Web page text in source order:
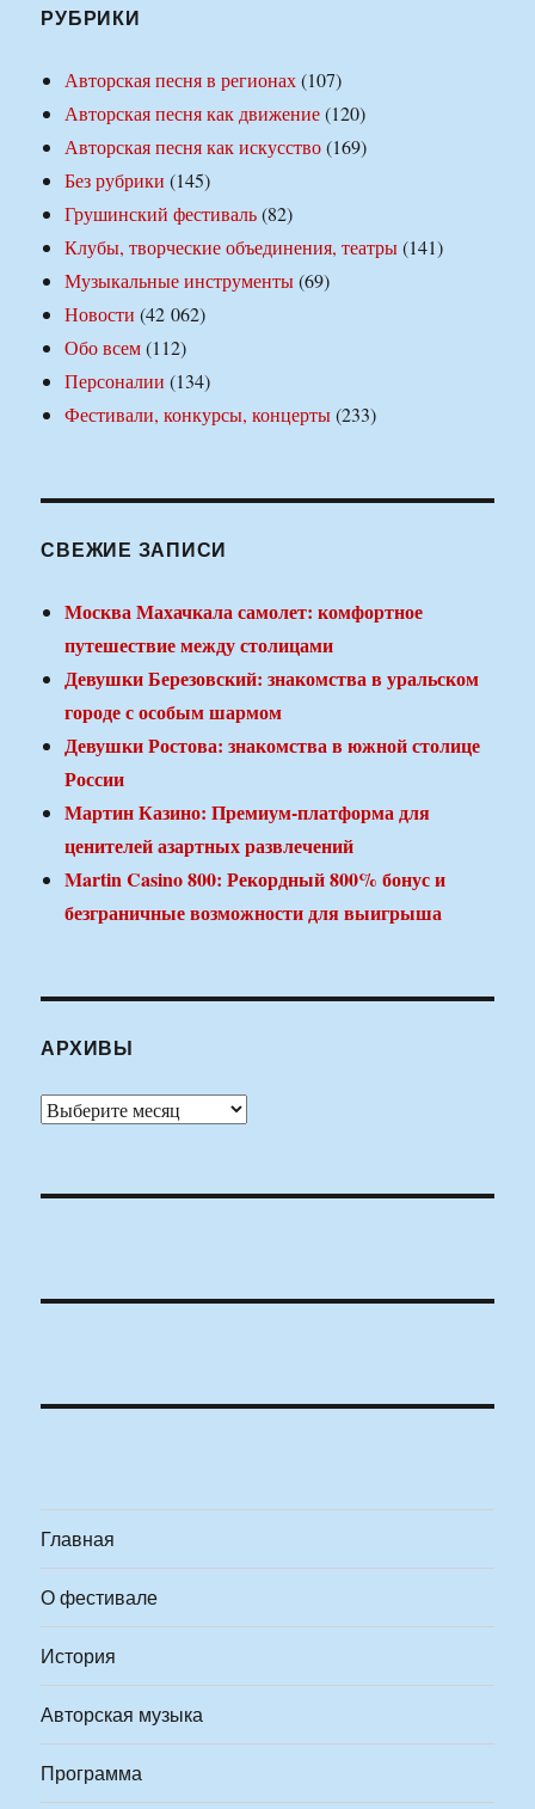
РУБРИКИ
Авторская песня в регионах(107)
Авторская песня как движение(120)
Авторская песня как искусство(169)
Без рубрики (145)
Грушинский фестиваль(82)
Клубы, творческие объединения, театры(141)
Музыкальные инструменты(69)
Новости (42 062)
Обо всем(112)
Персоналии (134)
Фестивали, конкурсы, концерты(233)
СВЕЖИЕ ЗАПИСИ
Москва Махачкала самолет: комфортное
путешествие между столицами
Девушки Березовский: знакомства в уральском
городе с особым шармом
Девушки Ростова: знакомства в южной столице
России
Мартин Казино: Премиум-платформа для
ценителей азартных развлечений
Martin Casino 800: Рекордный 800% бонус и
безграничные возможности для выигрыша
АРХИВЫ
Архивы
Главная
О фестивале
История
Авторская музыка
Программа